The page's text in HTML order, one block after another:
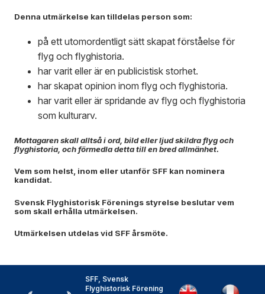
Denna utmärkelse kan tilldelas person som:
på ett utomordentligt sätt skapat förståelse för
flyg och flyghistoria.
har varit eller är en publicistisk storhet.
har skapat opinion inom flyg och flyghistoria.
har varit eller är spridande av flyg och flyghistoria
som kulturarv.
Mottagaren skall alltså i ord, bild eller ljud skildra flyg och
flyghistoria, och förmedla detta till en bred allmänhet.
Vem som helst, inom eller utanför SFF kan nominera
kandidat.
Svensk Flyghistorisk Förenings styrelse beslutar vem
som skall erhålla utmärkelsen.
Utmärkelsen utdelas vid SFF årsmöte.
SFF, Svensk
Flyghistorisk Förening